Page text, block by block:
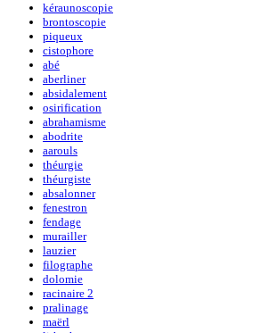
kéraunoscopie
brontoscopie
piqueux
cistophore
abé
aberliner
absidalement
osirification
abrahamisme
abodrite
aarouls
théurgie
théurgiste
absalonner
fenestron
fendage
murailler
lauzier
filographe
dolomie
racinaire 2
pralinage
maërl